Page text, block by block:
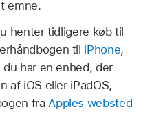
emne.
henter tidligere køb til
til iPhone,
du har en enhed, der
af iOS eller iPadOS,
fraApples websted